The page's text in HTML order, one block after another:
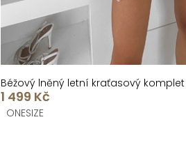
Béžový lněný letní kraťasový komplet
1 499 Kč
ONESIZE